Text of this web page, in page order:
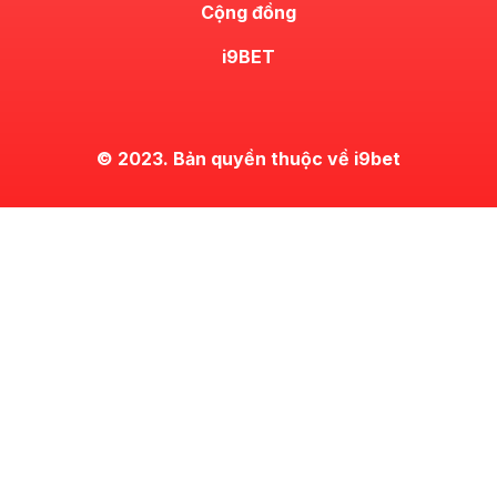
Cộng đồng
i9BET
© 2023. Bản quyền thuộc về i9bet